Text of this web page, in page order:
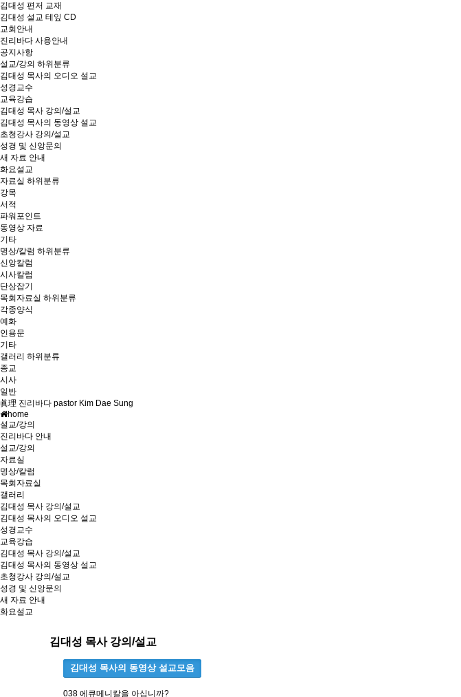
김대성 편저 교재
김대성 설교 테잎 CD
교회안내
진리바다 사용안내
공지사항
설교/강의 하위분류
김대성 목사의 오디오 설교
성경교수
교육강습
김대성 목사 강의/설교
김대성 목사의 동영상 설교
초청강사 강의/설교
성경 및 신앙문의
새 자료 안내
화요설교
자료실 하위분류
강목
서적
파워포인트
동영상 자료
기타
명상/칼럼 하위분류
신앙칼럼
시사칼럼
단상잡기
목회자료실 하위분류
각종양식
예화
인용문
기타
갤러리 하위분류
종교
시사
일반
眞理 진리바다 pastor Kim Dae Sung
home
설교/강의
진리바다 안내
설교/강의
자료실
명상/칼럼
목회자료실
갤러리
김대성 목사 강의/설교
김대성 목사의 오디오 설교
성경교수
교육강습
김대성 목사 강의/설교
김대성 목사의 동영상 설교
초청강사 강의/설교
성경 및 신앙문의
새 자료 안내
화요설교
김대성 목사 강의/설교
김대성 목사의 동영상 설교모음
038 에큐메니칼을 아십니까?